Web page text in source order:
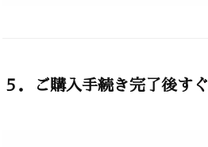
５．ご購入手続き完了後す